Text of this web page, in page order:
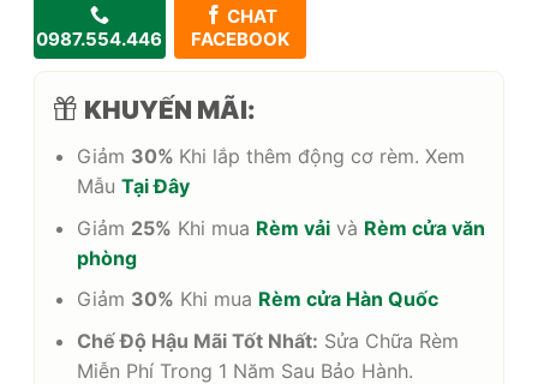
0987.554.446
CHAT
FACEBOOK
KHUYẾN MÃI:
Giảm 30% Khi lắp thêm động cơ rèm. Xem
MẫuTại Đây
Giảm 25% Khi mua Rèm vải và Rèm cửa văn
phòng
Giảm 30% Khi mua Rèm cửa Hàn Quốc
Chế Độ Hậu Mãi Tốt Nhất: Sửa Chữa Rèm
Miễn Phí Trong 1 Năm Sau Bảo Hành.